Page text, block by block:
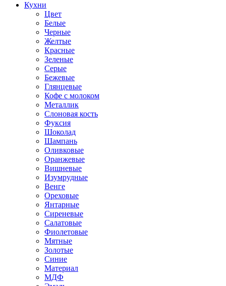
Кухни
Цвет
Белые
Черные
Желтые
Красные
Зеленые
Серые
Бежевые
Глянцевые
Кофе с молоком
Металлик
Слоновая кость
Фуксия
Шоколад
Шампань
Оливковые
Оранжевые
Вишневые
Изумрудные
Венге
Ореховые
Янтарные
Сиреневые
Салатовые
Фиолетовые
Мятные
Золотые
Синие
Материал
МДФ